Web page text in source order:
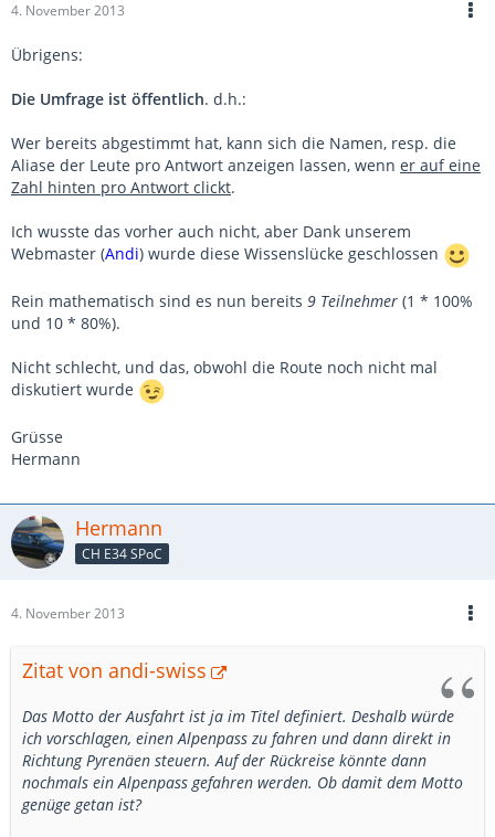
4. November 2013
Übrigens:
Die Umfrage ist öffentlich. d.h.:
Wer bereits abgestimmt hat, kann sich die Namen, resp. die
Aliase der Leute pro Antwort anzeigen lassen, wenn er auf eine
Zahl hinten pro Antwort clickt.
Ich wusste das vorher auch nicht, aber Dank unserem
Webmaster (Andi) wurde diese Wissenslücke geschlossen
Rein mathematisch sind es nun bereits 9 Teilnehmer (1 * 100%
und 10 * 80%).
Nicht schlecht, und das, obwohl die Route noch nicht mal
diskutiert wurde
Grüsse
Hermann
Hermann
CH E34 SPoC
4. November 2013
Zitat von andi-swiss
Das Motto der Ausfahrt ist ja im Titel definiert. Deshalb würde
ich vorschlagen, einen Alpenpass zu fahren und dann direkt in
Richtung Pyrenäen steuern. Auf der Rückreise könnte dann
nochmals ein Alpenpass gefahren werden. Ob damit dem Motto
genüge getan ist?